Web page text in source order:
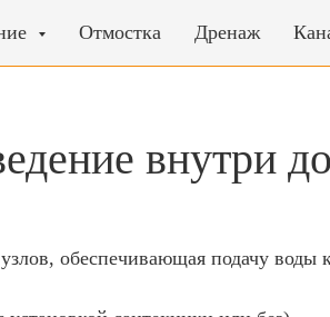
Отмостка Дренаж
внутри
обеспечивающая подачу